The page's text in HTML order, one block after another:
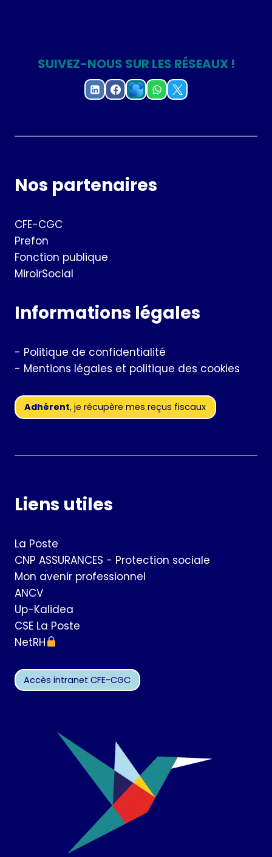
SUIVEZ-NOUS SUR LES RÉSEAUX !
Nos partenaires
CFE-CGC
Prefon
Fonction publique
MiroirSocial
Informations légales
- Politique de confidentialité
- Mentions légales et politique des cookies
Adhérent, je récupère mes reçus fiscaux
Liens utiles
La Poste
CNP ASSURANCES - Protection sociale
Mon avenir professionnel
ANCV
Up-Kalidea
CSE La Poste
NetRH
Accès intranet CFE-CGC